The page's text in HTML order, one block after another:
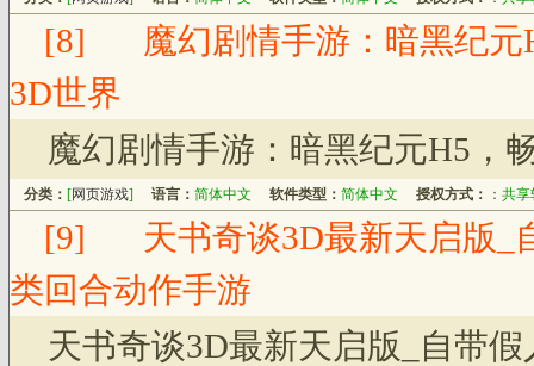
[8]
魔幻剧情手游：暗黑纪
3D世界
魔幻剧情手游：暗黑纪元H5，
分类： [网页游戏] 语言： 简体中文 软件类型： 简体中文 授权方式： ： 共享
[9]
天书奇谈3D最新天启版_
类回合动作手游
天书奇谈3D最新天启版_自带